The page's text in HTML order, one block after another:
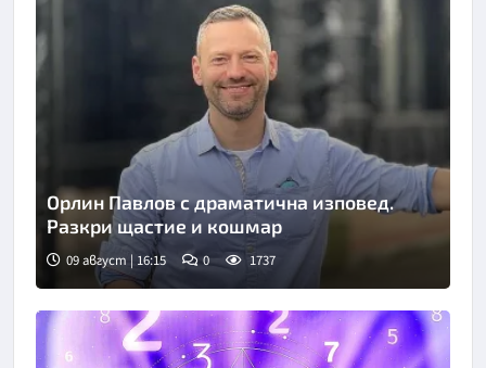
Орлин Павлов с драматична изповед.
Разкри щастие и кошмар
09 август | 16:15 0 1737